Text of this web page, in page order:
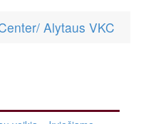
Alytaus VKC